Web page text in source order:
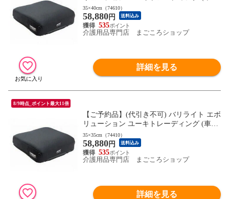
子用クッション 自動膨張エアクッション
エアークッション) 介護用品
35×40cm（74610）
58,880円 送料込み
535
介護用品専門店 まごころショップ
詳細を見る
8/9時点_ポイント最大11倍
【ご予約品】(代引き不可) バリライト エボ
リューション ユーキトレーディング (車椅
子用クッション 自動膨張エアクッション
エアークッション) 介護用品
35×35cm（74410）
58,880円 送料込み
535
介護用品専門店 まごころショップ
詳細を見る